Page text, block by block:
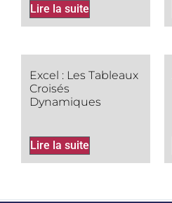
Lire la suite
Excel : Les Tableaux
Croisés
Dynamiques
Lire la suite